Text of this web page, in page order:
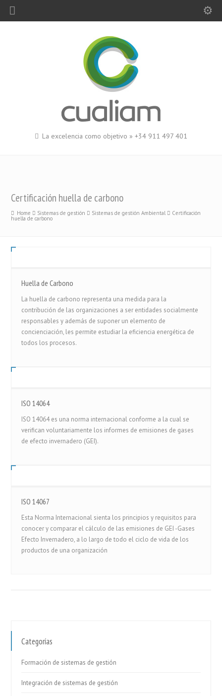
La excelencia como objetivo » +34 911 497 401
Certificación huella de carbono
Home Sistemas de gestión Sistemas de gestión Ambiental Certificación
huella de carbono
Huella de Carbono
La huella de carbono representa una medida para la
contribución de las organizaciones a ser entidades socialmente
responsables y además de suponer un elemento de
concienciación, les permite estudiar la eficiencia energética de
todos los procesos.
ISO 14064
ISO 14064 es una norma internacional conforme a la cual se
verifican voluntariamente los informes de emisiones de gases
de efecto invernadero (GEI).
ISO 14067
Esta Norma Internacional sienta los principios y requisitos para
conocer y comparar el cálculo de las emisiones de GEI -Gases
Efecto Invernadero, a lo largo de todo el ciclo de vida de los
productos de una organización
Categorías
Formación de sistemas de gestión
Integración de sistemas de gestión